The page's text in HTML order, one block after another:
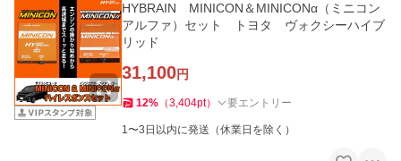
HYBRAIN MINICON＆MINICONα（ミニコン
アルファ）セット トヨタ ヴォクシーハイブ
リッド
31,100円
12% （3,404pt） 要エントリー
1〜3日以内に発送（休業日を除く）